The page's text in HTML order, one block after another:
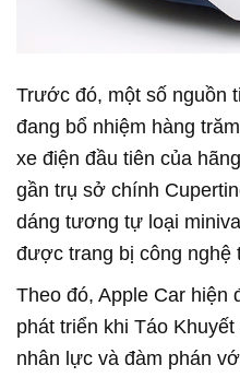
Trước đó, một số nguồn
đang bổ nhiệm hàng
xe điện đầu tiên của
gần trụ sở chính
dáng tương tự loại
được trang bị công nghệ
Theo đó, Apple Car hiện
phát triển khi Táo
nhân lực và đàm phán